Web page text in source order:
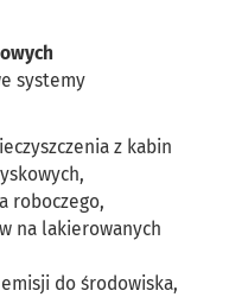
systemy
z kabin
roboczego,
na lakierowanych
do środowiska,